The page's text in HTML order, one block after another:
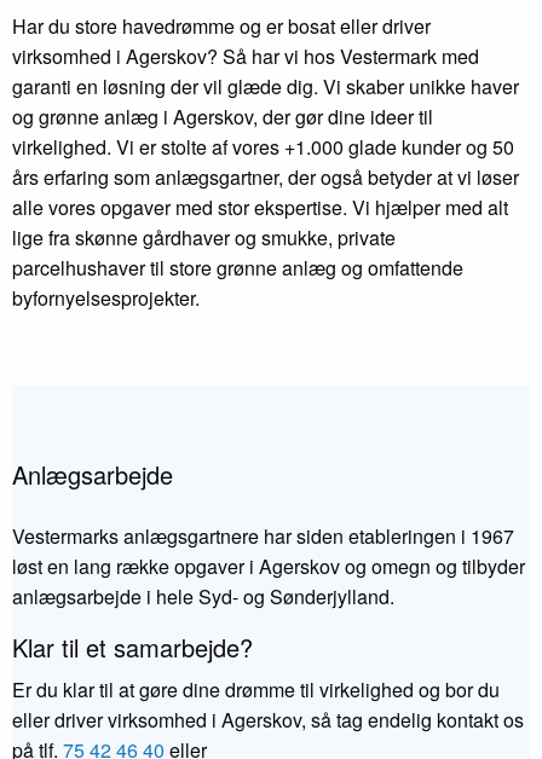
Har du store havedrømme og er bosat eller driver
virksomhed i Agerskov? Så har vi hos Vestermark med
garanti en løsning der vil glæde dig. Vi skaber unikke haver
og grønne anlæg i Agerskov, der gør dine ideer til
virkelighed. Vi er stolte af vores +1.000 glade kunder og 50
års erfaring som anlægsgartner, der også betyder at vi løser
alle vores opgaver med stor ekspertise. Vi hjælper med alt
lige fra skønne gårdhaver og smukke, private
parcelhushaver til store grønne anlæg og omfattende
byfornyelsesprojekter.
Anlægsarbejde
Vestermarks anlægsgartnere har siden etableringen i 1967
løst en lang række opgaver i Agerskov og omegn og tilbyder
anlægsarbejde i hele Syd- og Sønderjylland.
Klar til et samarbejde?
Er du klar til at gøre dine drømme til virkelighed og bor du
eller driver virksomhed i Agerskov, så tag endelig kontakt os
på tlf. 75 42 46 40 eller